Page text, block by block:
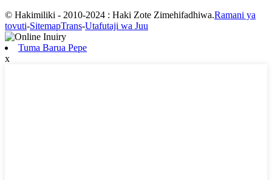
© Hakimiliki - 2010-2024 : Haki Zote Zimehifadhiwa.Ramani ya
tovuti-SitemapTrans-Utafutaji wa Juu
Tuma Barua Pepe
x